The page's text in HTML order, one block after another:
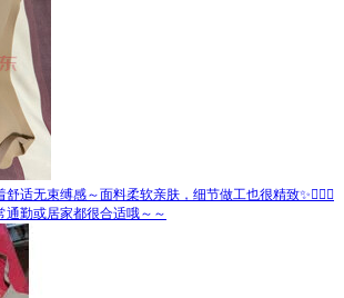
适无束缚感～面料柔软亲肤，细节做工也很精致✨👍🏻👏
勤或居家都很合适哦～～